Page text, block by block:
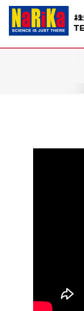
G40-2560